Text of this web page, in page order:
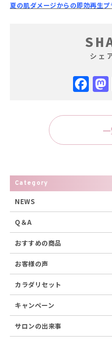
夏の肌ダメージからの即効再生プ
シェ
Category
NEWS
Q＆A
おすすめの商品
お客様の声
カラダリセット
キャンペーン
サロンの出来事